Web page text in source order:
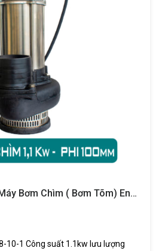
1,1Kw – Phi 100mm Máy Bơm Chìm ( Bơm Tõm) Enkata-ThiênLong HP
10-1 Công suất 1.1kw lưu lượng